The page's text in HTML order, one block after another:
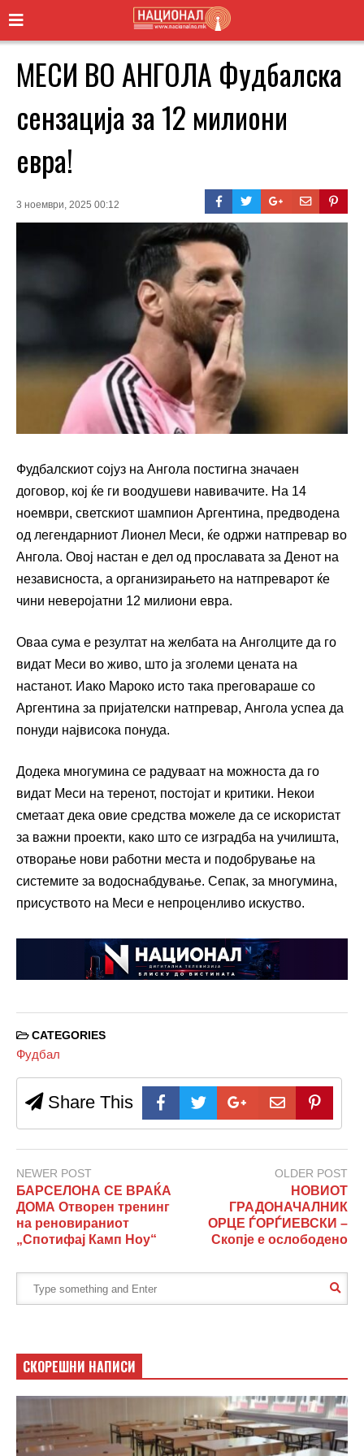
МЕСИ ВО АНГОЛА Фудбалска
сензација за 12 милиони
евра!
3 ноември, 2025 00:12
Фудбалскиот сојуз на Ангола постигна значаен
договор, кој ќе ги воодушеви навивачите. На 14
ноември, светскиот шампион Аргентина, предводена
од легендарниот Лионел Меси, ќе одржи натпревар во
Ангола. Овој настан е дел од прославата за Денот на
независноста, а организирањето на натпреварот ќе
чини неверојатни 12 милиони евра.
Оваа сума е резултат на желбата на Анголците да го
видат Меси во живо, што ја зголеми цената на
настанот. Иако Мароко исто така преговараше со
Аргентина за пријателски натпревар, Ангола успеа да
понуди највисока понуда.
Додека многумина се радуваат на можноста да го
видат Меси на теренот, постојат и критики. Некои
сметаат дека овие средства можеле да се искористат
за важни проекти, како што се изградба на училишта,
отворање нови работни места и подобрување на
системите за водоснабдување. Сепак, за многумина,
присуството на Меси е непроценливо искуство.
CATEGORIES
Фудбал
Share This
NEWER POST
БАРСЕЛОНА СЕ ВРАЌА
ДОМА Отворен тренинг
на реновираниот
„Спотифај Камп Ноу“
OLDER POST
НОВИОТ
ГРАДОНАЧАЛНИК
ОРЦЕ ЃОРЃИЕВСКИ –
Скопје е ослободено
СКОРЕШНИ НАПИСИ